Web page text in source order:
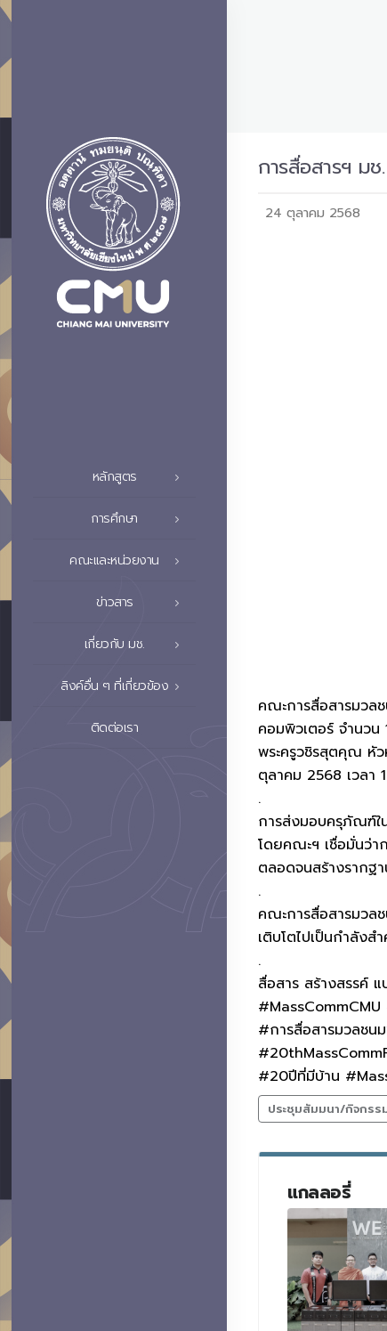
หลักสูตร
การศึกษา
คณะและหน่วยงาน
ข่าวสาร
เกี่ยวกับ มช.
ลิงค์อื่น ๆ ที่เกี่ยวข้อง
ติดต่อเรา
การสื่อสารฯ ม
24 ตุลาคม 2568
คณะการสื่อสารมวล
คอมพิวเตอร์ จำนวน
พระครูวชิรสุตคุณ หัว
ตุลาคม 2568 เวลา
.
การส่งมอบครุภัณฑ์ใ
โดยคณะฯ เชื่อมั่นว่า
ตลอดจนสร้างรากฐ
.
คณะการสื่อสารมวล
เติบโตไปเป็นกำลัง
.
สื่อสาร สร้างสรรค์
#การสื่อสารมวลชน
#20ปีที่มีบ้าน
ประชุมสัมมนา/กิจกรร
แกลลอรี่